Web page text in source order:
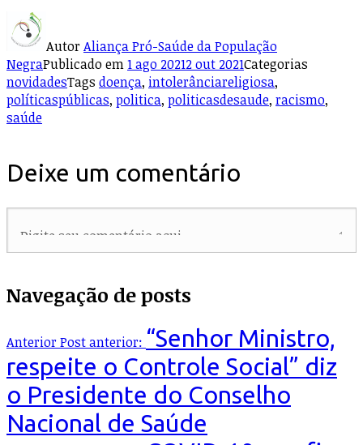
AutorAliança Pró-Saúde da População
NegraPublicado em1 ago 20212 out 2021Categorias
novidadesTags doença, intolerânciareligiosa,
políticaspúblicas, politica, politicasdesaude, racismo,
saúde
Deixe um comentário
Navegação de posts
AnteriorPost anterior: “Senhor Ministro,
respeite o Controle Social” diz
o Presidente do Conselho
Nacional de Saúde